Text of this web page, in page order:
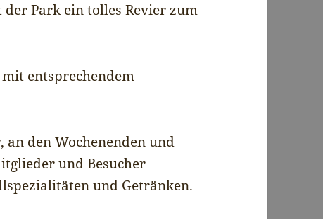
Park ein tolles Revier zum
entsprechendem
den Wochenenden und
und Besucher
und Getränken.